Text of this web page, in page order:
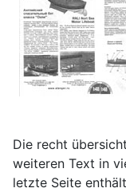
Die recht
weiteren Text in
letzte Seite